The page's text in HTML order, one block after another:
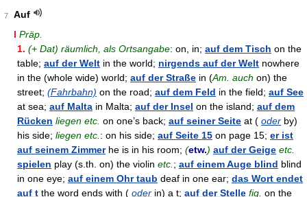
7
Auf
I Präp.
1. (+ Dat) räumlich, als Ortsangabe: on, in; auf dem Tisch on the
table; auf der Welt in the world; nirgends auf der Welt nowhere
in the (whole wide) world; auf der Straße in (Am. auch on) the
street; (Fahrbahn) on the road; auf dem Feld in the field; auf See
at sea; auf Malta in Malta; auf der Insel on the island; auf dem
Rücken liegen etc. on one’s back; auf seiner Seite at ( oder by)
his side; liegen etc. : on his side; auf Seite 15 on page 15; er ist
auf seinem Zimmerhe is in his room; (etw.) auf der Geige etc.
spielen play (s.th. on) the violin etc. ; auf einem Auge blind blind
in one eye; auf einem Ohr taub deaf in one ear; das Wort endet
auf t the word ends with ( oder in) a t; auf der Stelle fig. on the